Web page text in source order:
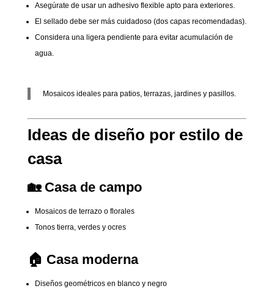
Asegúrate de usar un adhesivo flexible apto para exteriores.
El sellado debe ser más cuidadoso (dos capas recomendadas).
Considera una ligera pendiente para evitar acumulación de
agua.
Mosaicos ideales para patios, terrazas, jardines y pasillos.
Ideas de diseño por estilo de
casa
🏡 Casa de campo
Mosaicos de terrazo o florales
Tonos tierra, verdes y ocres
🏠 Casa moderna
Diseños geométricos en blanco y negro